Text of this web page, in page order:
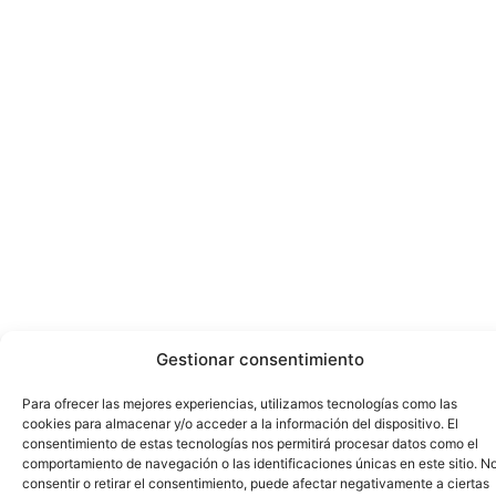
Gestionar consentimiento
Para ofrecer las mejores experiencias, utilizamos tecnologías como las
cookies para almacenar y/o acceder a la información del dispositivo. El
consentimiento de estas tecnologías nos permitirá procesar datos como el
comportamiento de navegación o las identificaciones únicas en este sitio.
consentir o retirar el consentimiento, puede afectar negativamente a ciertas